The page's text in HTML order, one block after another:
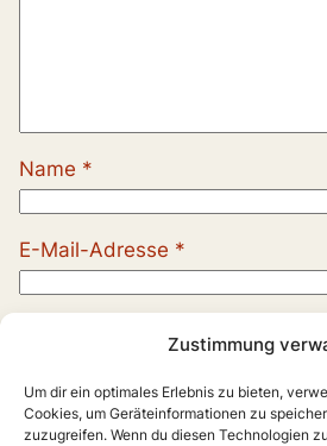
Zustimmung
Um dir ein optimales Erlebnis zu bieten,
Cookies, um Geräteinformationen zu
zuzugreifen. Wenn du diesen Technologien
Name *
E-Mail-Adresse *